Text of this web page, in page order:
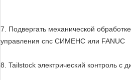
7. Подвергать механической
управления cnc СИМЕНС или FANUC
8. Tailstock электрический контроль